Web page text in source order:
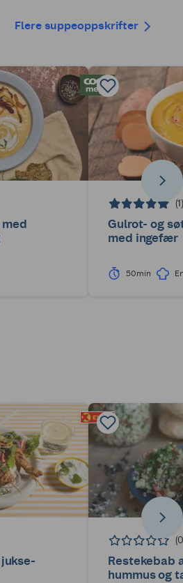
Flere suppeoppskrifter
Gulrot- og
med ingefær
50min
Restekebab
hummus og